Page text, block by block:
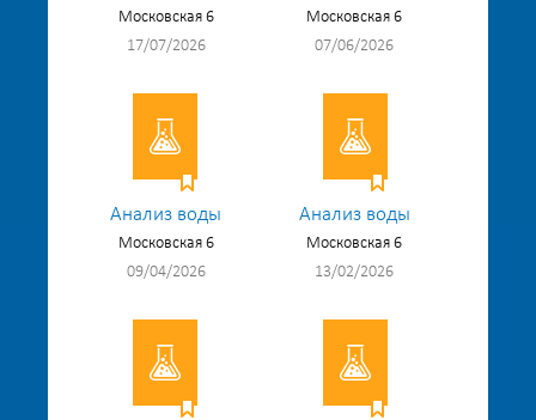
Московская 6
17/07/2026
Московская 6
07/06/2026
Анализ воды
Московская 6
09/04/2026
Анализ воды
Московская 6
13/02/2026